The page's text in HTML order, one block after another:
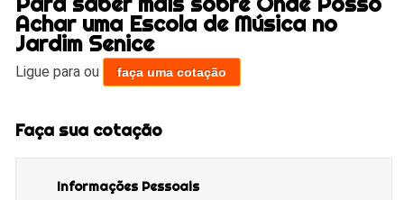
Achar uma Escola de Música no
Jardim Senice
Ligue paraou faça uma cotação
Faça sua cotação
Informações Pessoais